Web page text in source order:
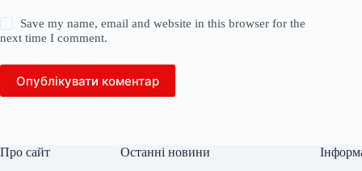
Save my name, email and website in this browser for the
next time I comment.
Опублікувати коментар
Про сайт Останні новини